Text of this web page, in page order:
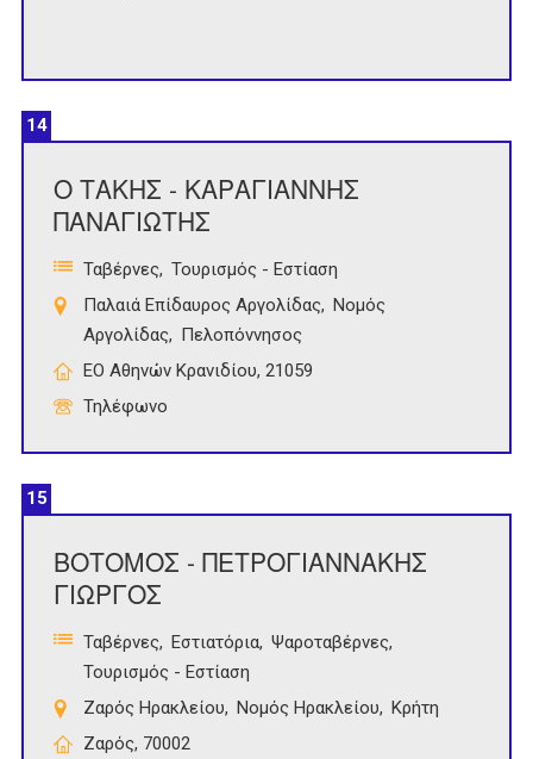
14
Ο ΤΑΚΗΣ - ΚΑΡΑΓΙΑΝΝΗΣ
ΠΑΝΑΓΙΩΤΗΣ
Ταβέρνες
Τουρισμός - Εστίαση
Παλαιά Επίδαυρος Αργολίδας
Νομός
Αργολίδας
Πελοπόννησος
ΕΟ Αθηνών Κρανιδίου, 21059
Τηλέφωνο
15
ΒΟΤΟΜΟΣ - ΠΕΤΡΟΓΙΑΝΝΑΚΗΣ
ΓΙΩΡΓΟΣ
Ταβέρνες Εστιατόρια Ψαροταβέρνες
Τουρισμός - Εστίαση
Ζαρός Ηρακλείου
Νομός Ηρακλείου
Κρήτη
Ζαρός, 70002